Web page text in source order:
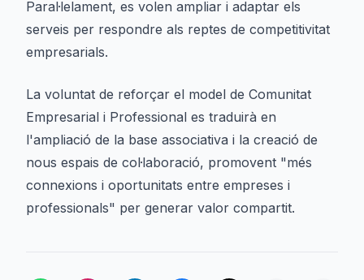
Paral·lelament, es volen ampliar i adaptar els
serveis per respondre als reptes de competitivitat
empresarials.
La voluntat de reforçar el model de Comunitat
Empresarial i Professional es traduirà en
l'ampliació de la base associativa i la creació de
nous espais de col·laboració, promovent "més
connexions i oportunitats entre empreses i
professionals" per generar valor compartit.